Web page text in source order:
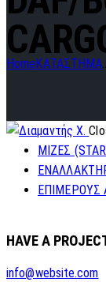
Home ΚΑΤΑΣΤΗΜΑ
ΜΙΖΕΣ
ΕΠΙΜΕΡΟΥΣ
HAVE A
info@website.com